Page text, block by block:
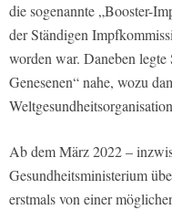
die sogenannte „Booster-
der Ständigen
worden war. Daneben
Genesenen“ nahe, wozu
Ab dem März 2022 –
Gesundheitsministerium
erstmals von einer